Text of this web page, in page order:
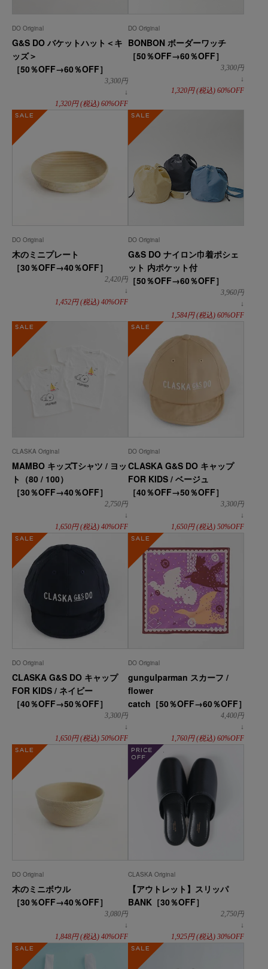
DO Original
G&S DO バケットハット＜キ
ッズ＞
［50％OFF→60％OFF］
3,300円
↓
1,320円(税込) 60%OFF
DO Original
BONBON ボーダーワッチ
［50％OFF→60％OFF］
3,300円
↓
1,320円(税込) 60%OFF
DO Original
木のミニプレート
［30％OFF→40％OFF］
2,420円
↓
1,452円(税込) 40%OFF
DO Original
G&S DO ナイロン巾着ポシェ
ット 内ポケット付
［50％OFF→60％OFF］
3,960円
↓
1,584円(税込) 60%OFF
CLASKA Original
MAMBO キッズTシャツ / ヨッ
ト（80 / 100）
［30％OFF→40％OFF］
2,750円
↓
1,650円(税込) 40%OFF
DO Original
CLASKA G&S DO キャップ
FOR KIDS / ベージュ
［40％OFF→50％OFF］
3,300円
↓
1,650円(税込) 50%OFF
DO Original
CLASKA G&S DO キャップ
FOR KIDS / ネイビー
［40％OFF→50％OFF］
3,300円
↓
1,650円(税込) 50%OFF
DO Original
gungulparman スカーフ /
flower
catch［50％OFF→60％OFF］
4,400円
↓
1,760円(税込) 60%OFF
DO Original
木のミニボウル
［30％OFF→40％OFF］
3,080円
↓
1,848円(税込) 40%OFF
CLASKA Original
【アウトレット】スリッパ
BANK［30％OFF］
2,750円
↓
1,925円(税込) 30%OFF